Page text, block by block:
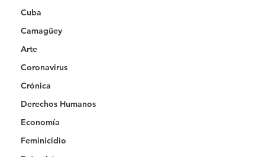
Cuba
Camagüey
Arte
Coronavirus
Crónica
Derechos Humanos
Economía
Feminicidio